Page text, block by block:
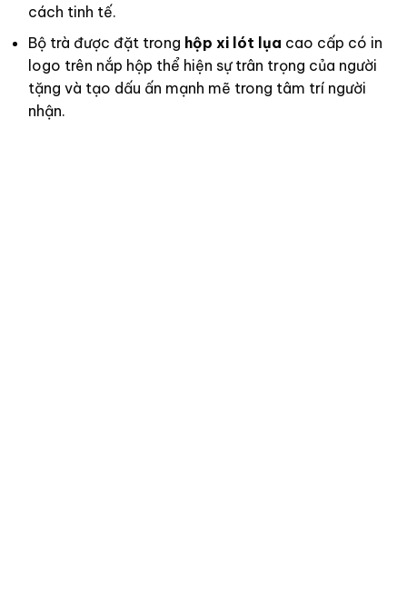
cách tinh tế.
Bộ trà được đặt trong hộp xi lót lụa cao cấp có in
logo trên nắp hộp thể hiện sự trân trọng của người
tặng và tạo dấu ấn mạnh mẽ trong tâm trí người
nhận.